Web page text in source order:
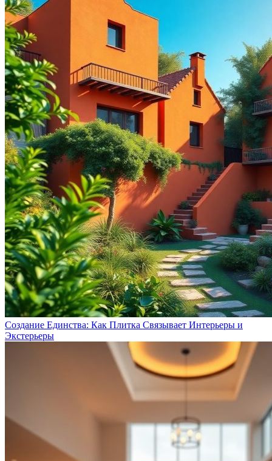
Создание Единства: Как Плитка Связывает Интерьеры и
Экстерьеры